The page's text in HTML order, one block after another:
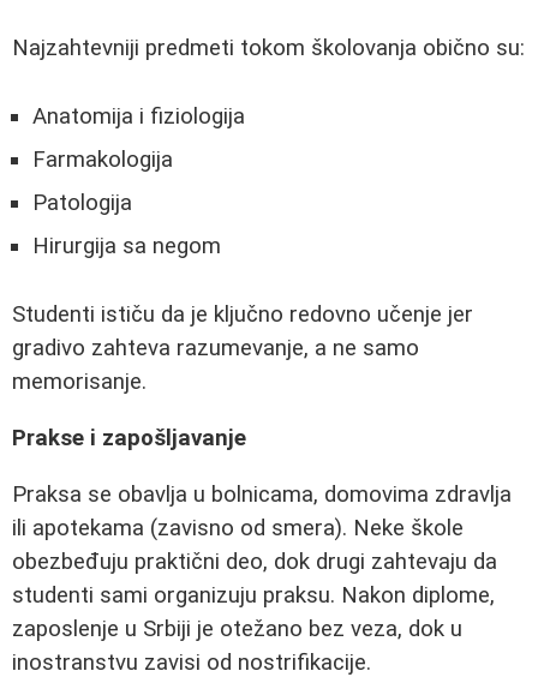
Najzahtevniji predmeti tokom školovanja obično su:
Anatomija i fiziologija
Farmakologija
Patologija
Hirurgija sa negom
Studenti ističu da je ključno redovno učenje jer
gradivo zahteva razumevanje, a ne samo
memorisanje.
Prakse i zapošljavanje
Praksa se obavlja u bolnicama, domovima zdravlja
ili apotekama (zavisno od smera). Neke škole
obezbeđuju praktični deo, dok drugi zahtevaju da
studenti sami organizuju praksu. Nakon diplome,
zaposlenje u Srbiji je otežano bez veza, dok u
inostranstvu zavisi od nostrifikacije.